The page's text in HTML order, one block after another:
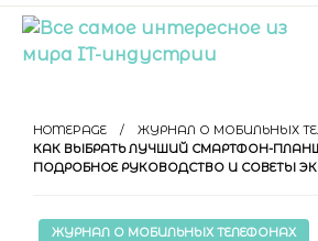
Skip
content
индустрии
HOMEPAGE
ЖУРНАЛ О МОБИЛЬНЫХ
КАК ВЫБРАТЬ ЛУЧШИЙ СМАРТФОН-
ПОДРОБНОЕ РУКОВОДСТВО И СОВЕТЫ
ЖУРНАЛ О МОБИЛЬНЫХ ТЕЛЕФОНАХ